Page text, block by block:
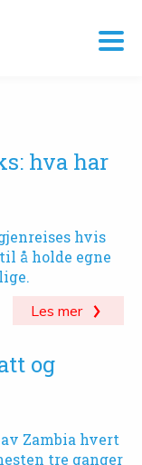
hva har
hvis
å holde egne
Les mer
og
Zambia hvert
tre ganger